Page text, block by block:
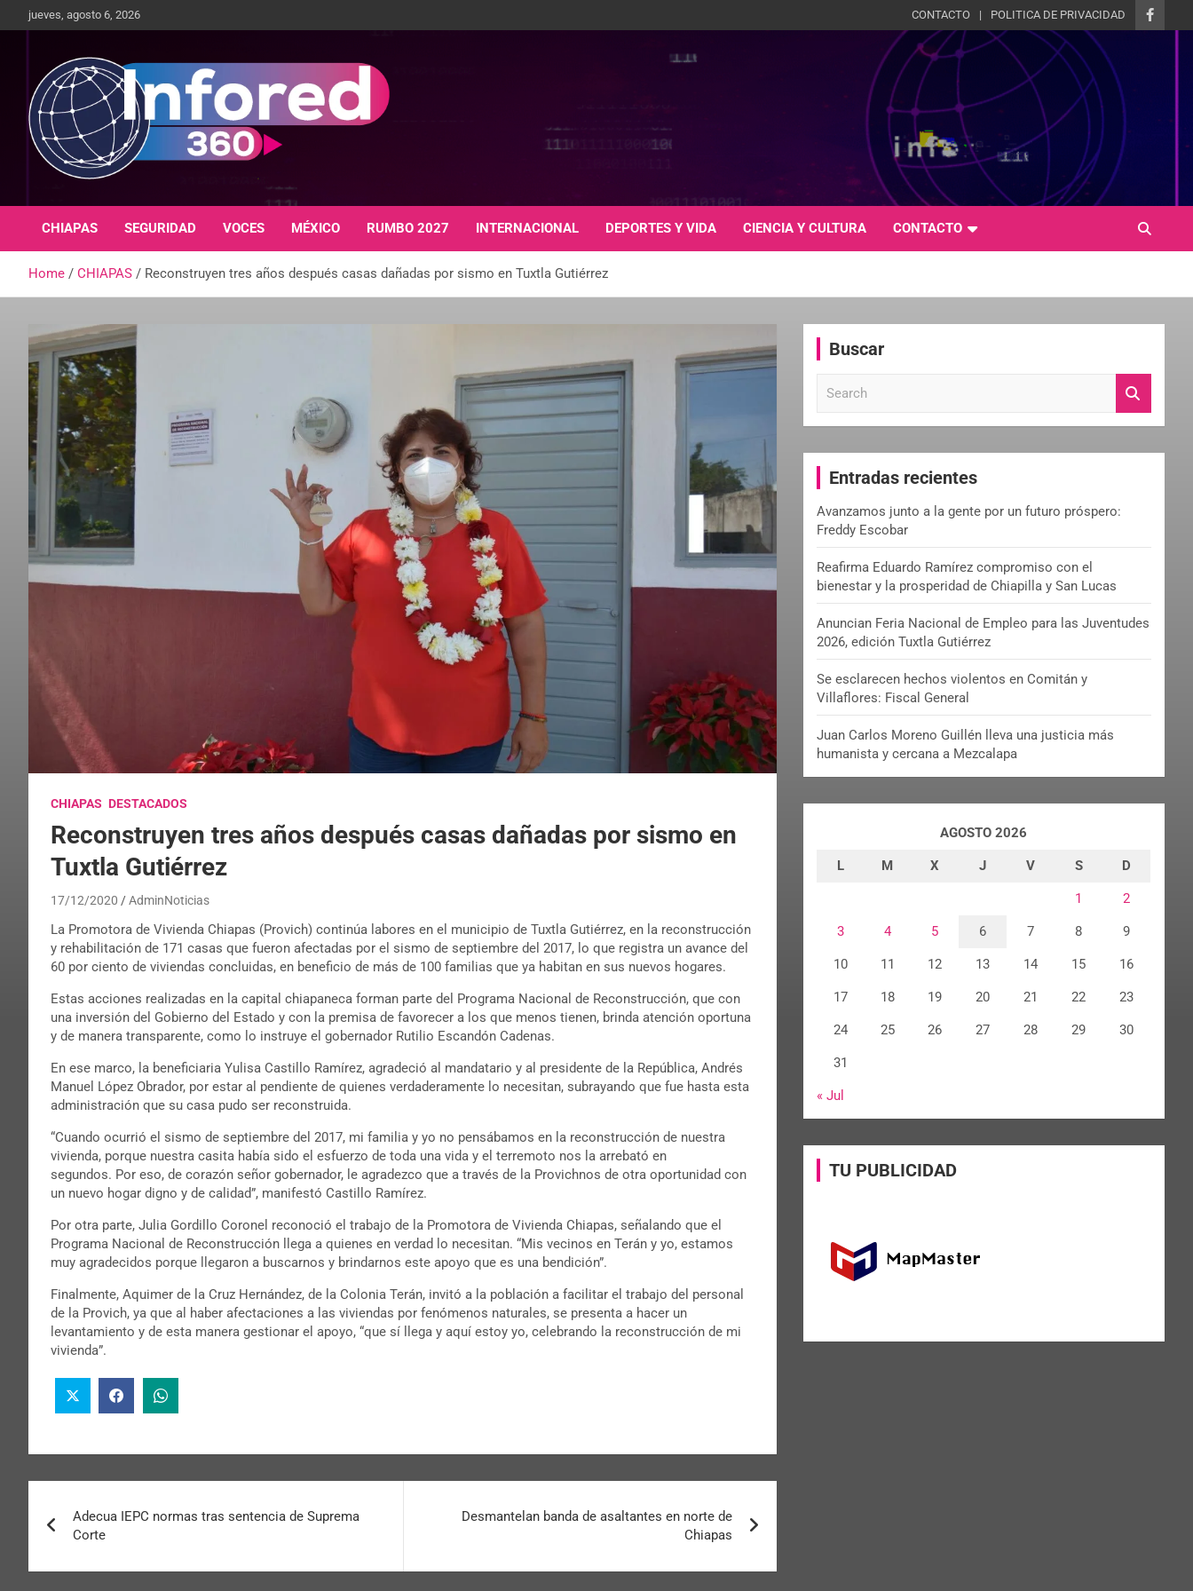
jueves, agosto 6, 2026 CONTACTO POLITICA DE PRIVACIDAD
infored360.mx
CHIAPAS SEGURIDAD VOCES MÉXICO RUMBO 2027 INTERNACIONAL DEPORTES Y VIDA CIENCIA Y CULTURA CONTACTO
Home CHIAPAS Reconstruyen tres años después casas dañadas por sismo en Tuxtla Gutiérrez
CHIAPAS DESTACADOS
Reconstruyen tres años después casas dañadas por sismo en
Tuxtla Gutiérrez
17/12/2020 AdminNoticias
La Promotora de Vivienda Chiapas (Provich) continúa labores en el municipio de Tuxtla Gutiérrez, en la reconstrucción
y rehabilitación de 171 casas que fueron afectadas por el sismo de septiembre del 2017, lo que registra un avance del
60 por ciento de viviendas concluidas, en beneficio de más de 100 familias que ya habitan en sus nuevos hogares.
Estas acciones realizadas en la capital chiapaneca forman parte del Programa Nacional de Reconstrucción, que con
una inversión del Gobierno del Estado y con la premisa de favorecer a los que menos tienen, brinda atención oportuna
y de manera transparente, como lo instruye el gobernador Rutilio Escandón Cadenas.
En ese marco, la beneficiaria Yulisa Castillo Ramírez, agradeció al mandatario y al presidente de la República, Andrés
Manuel López Obrador, por estar al pendiente de quienes verdaderamente lo necesitan, subrayando que fue hasta esta
administración que su casa pudo ser reconstruida.
“Cuando ocurrió el sismo de septiembre del 2017, mi familia y yo no pensábamos en la reconstrucción de nuestra
vivienda, porque nuestra casita había sido el esfuerzo de toda una vida y el terremoto nos la arrebató en
segundos. Por eso, de corazón señor gobernador, le agradezco que a través de la Provichnos de otra oportunidad con
un nuevo hogar digno y de calidad”, manifestó Castillo Ramírez.
Por otra parte, Julia Gordillo Coronel reconoció el trabajo de la Promotora de Vivienda Chiapas, señalando que el
Programa Nacional de Reconstrucción llega a quienes en verdad lo necesitan. “Mis vecinos en Terán y yo, estamos
muy agradecidos porque llegaron a buscarnos y brindarnos este apoyo que es una bendición”.
Finalmente, Aquimer de la Cruz Hernández, de la Colonia Terán, invitó a la población a facilitar el trabajo del personal
de la Provich, ya que al haber afectaciones a las viviendas por fenómenos naturales, se presenta a hacer un
levantamiento y de esta manera gestionar el apoyo, “que sí llega y aquí estoy yo, celebrando la reconstrucción de mi
vivienda”.
Adecua IEPC normas tras sentencia de Suprema
Corte
Desmantelan banda de asaltantes en norte de
Chiapas
Buscar
c
Entradas recientes
Avanzamos junto a la gente por un futuro próspero:
Freddy Escobar
Reafirma Eduardo Ramírez compromiso con el
bienestar y la prosperidad de Chiapilla y San Lucas
Anuncian Feria Nacional de Empleo para las Juventudes
2026, edición Tuxtla Gutiérrez
Se esclarecen hechos violentos en Comitán y
Villaflores: Fiscal General
Juan Carlos Moreno Guillén lleva una justicia más
humanista y cercana a Mezcalapa
AGOSTO 2026
L M X J V S D
1 2
3 4 5 6 7 8 9
10 11 12 13 14 15 16
17 18 19 20 21 22 23
24 25 26 27 28 29 30
31
« Jul
TU PUBLICIDAD